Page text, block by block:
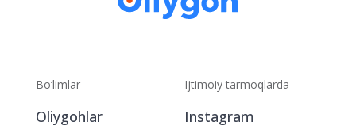
Bo‘limlar
Oliygohlar
Ijtimoiy tarmoqlarda
Instagram